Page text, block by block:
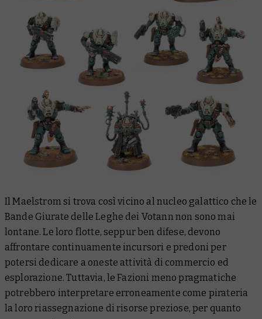
Il Maelstrom si trova così vicino al nucleo galattico che le
Bande Giurate delle Leghe dei Votann non sono mai
lontane. Le loro flotte, seppur ben difese, devono
affrontare continuamente incursori e predoni per
potersi dedicare a oneste attività di commercio ed
esplorazione. Tuttavia, le Fazioni meno pragmatiche
potrebbero interpretare erroneamente come pirateria
la loro riassegnazione di risorse preziose, per quanto